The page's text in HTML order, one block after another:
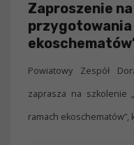
Zaproszenie
przygotowania
Powiatowy Zespół
zaprasza na szkolenie
ramach ekoschematów”,